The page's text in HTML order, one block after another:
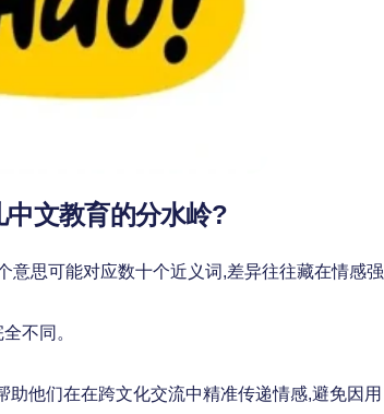
中文教育的分水岭?
意思可能对应数十个近义词,差异往往藏在情感强
不同。
他们在在跨文化交流中精准传递情感,避免因用